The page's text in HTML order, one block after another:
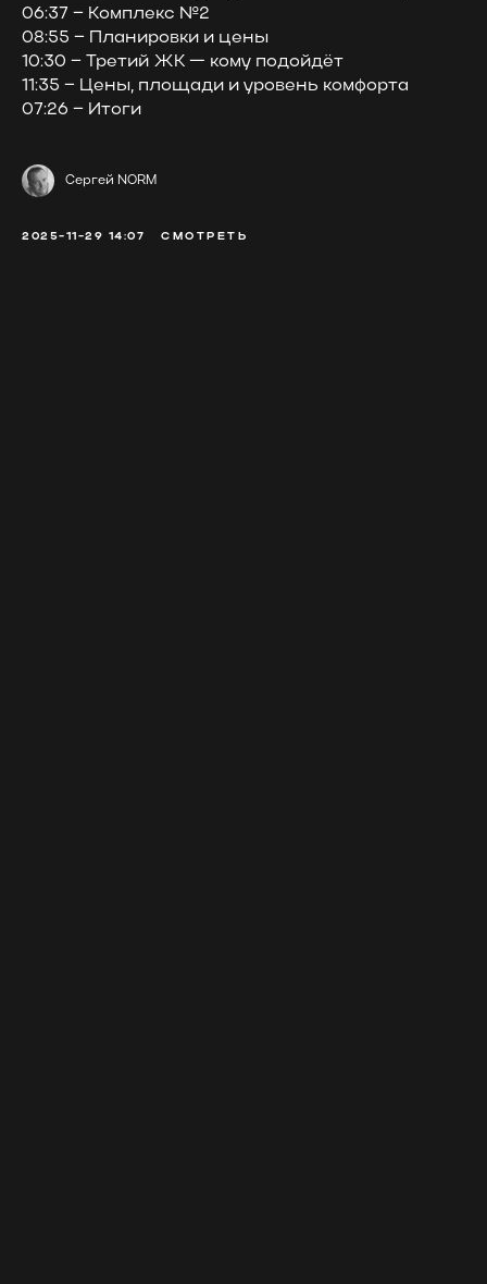
06:37 – Комплекс №2
08:55 – Планировки и цены
10:30 – Третий ЖК — кому подойдёт
11:35 – Цены, площади и уровень комфорта
07:26 – Итоги
Сергей NORM
2025-11-29 14:07 СМОТРЕТЬ